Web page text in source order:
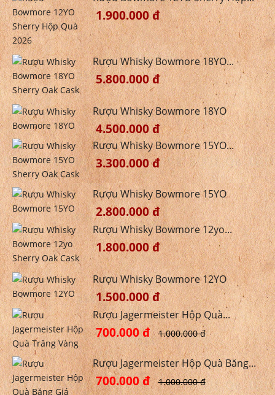
1.900.000 đ
Rượu Whisky Bowmore 18YO...
5.800.000 đ
Rượu Whisky Bowmore 18YO
4.500.000 đ
Rượu Whisky Bowmore 15YO...
3.300.000 đ
Rượu Whisky Bowmore 15YO
2.800.000 đ
Rượu Whisky Bowmore 12yo...
1.800.000 đ
Rượu Whisky Bowmore 12YO
1.500.000 đ
Rượu Jagermeister Hộp Quà...
700.000 đ 1.000.000 đ
Rượu Jagermeister Hộp Quà Băng...
700.000 đ 1.000.000 đ